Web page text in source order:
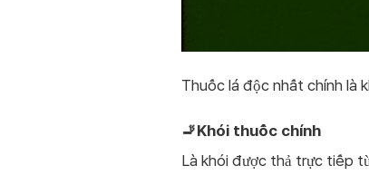
Thuốc lá độc nhất chính là
🚬Khói thuốc chính
Là khói được thả trực tiếp